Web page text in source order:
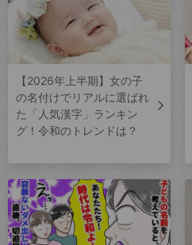
【2026年上半期】女の子
の名付けでリアルに選ばれ
た「人気漢字」ランキン
グ！令和のトレンドは？